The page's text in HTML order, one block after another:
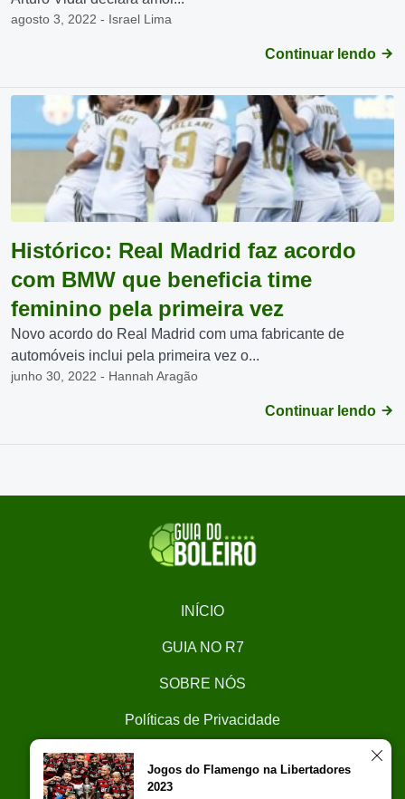
agosto 3, 2022 - Israel Lima
Continuar lendo
Histórico: Real Madrid faz acordo
com BMW que beneficia time
feminino pela primeira vez
Novo acordo do Real Madrid com uma fabricante de
automóveis inclui pela primeira vez o...
junho 30, 2022 - Hannah Aragão
Continuar lendo
INÍCIO
GUIA NO R7
SOBRE NÓS
Políticas de Privacidade
Trabalhe Conosco
Jogos do Flamengo na Libertadores
2023